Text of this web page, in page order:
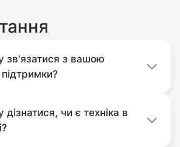
зв'язатися з вашою
чи є техніка в